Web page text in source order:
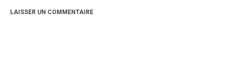
LAISSER UN COMMENTAIRE